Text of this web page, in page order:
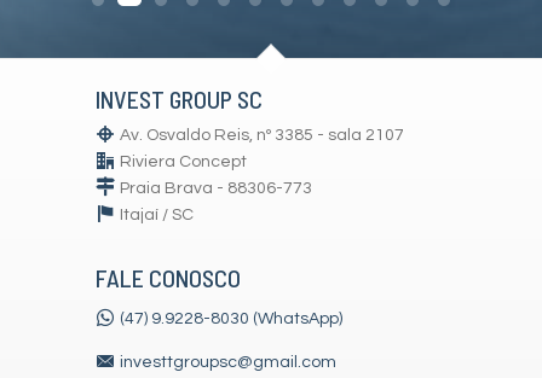
INVEST GROUP SC
Av. Osvaldo Reis, nº 3385 - sala 2107
Riviera Concept
Praia Brava - 88306-773
Itajaí / SC
FALE CONOSCO
(47) 9.9228-8030 (WhatsApp)
investtgroupsc@gmail.com